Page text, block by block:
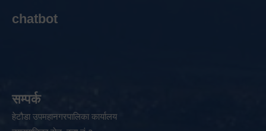
chatbot
सम्पर्क
हेटौडा उपमहानगरपालिका कार्यालय